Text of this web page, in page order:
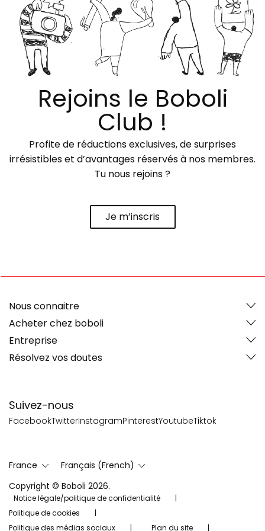
Rejoins le Boboli
Club !
Profite de réductions exclusives, de surprises
irrésistibles et d’avantages réservés à nos membres.
Tu nous rejoins ?
Je m’inscris
Suivez-nous
FacebookTwitterInstagramPinterestYoutubeTiktok
Nous connaitre
Acheter chez boboli
Entreprise
Résolvez vos doutes
France
Français (French)
Copyright © Boboli 2026.
Notice légale/politique de confidentialité
Politique de cookies
Politique des médias sociaux
Plan du site